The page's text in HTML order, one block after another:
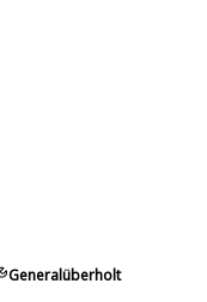
Generalüberholt